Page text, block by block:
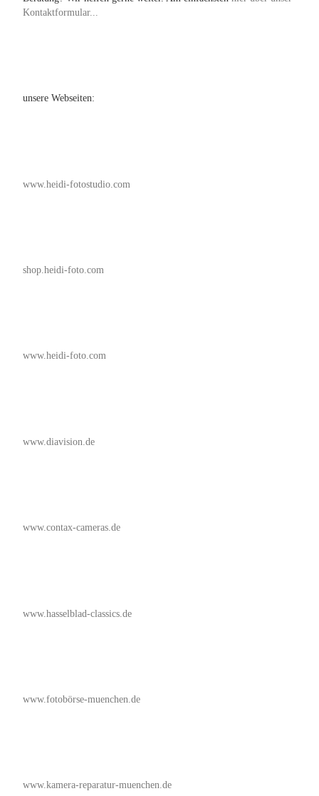
Kontaktformular...
unsere Webseiten:
www.heidi-fotostudio.com
shop.heidi-foto.com
www.heidi-foto.com
www.diavision.de
www.contax-cameras.de
www.hasselblad-classics.de
www.fotobörse-muenchen.de
www.kamera-reparatur-muenchen.de